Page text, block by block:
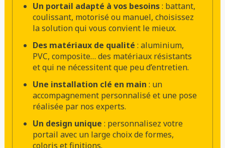
Un portail adapté à vos besoins: battant,
coulissant, motorisé ou manuel, choisissez
la solution qui vous convient le mieux.
Des matériaux de qualité : aluminium,
PVC, composite… des matériaux résistants
et qui ne nécessitent que peu d’entretien.
Une installation clé en main : un
accompagnement personnalisé et une pose
réalisée par nos experts.
Un design unique : personnalisez votre
portail avec un large choix de formes,
coloris et finitions.